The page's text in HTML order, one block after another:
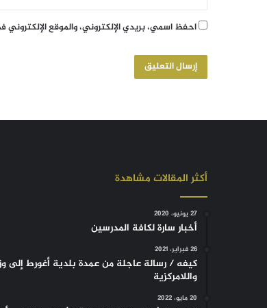
احفظ اسمي، بريدي الإلكتروني، والموقع
أكثر المقالات مشاهدة
27 يونيو، 2020
أخبار سارة لكافة المدرسين
26 فبراير، 2021
كيفه / رسالة عاجلة من عمدة بلدية أغورط إلى
واللامركزية
20 مايو، 2022